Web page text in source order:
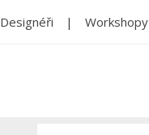
Designéři Workshopy